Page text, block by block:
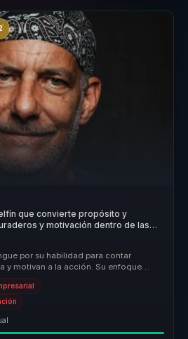
que convierte propósito y
y motivación dentro de las
por su habilidad para contar
y motivan a la acción. Su enfoque